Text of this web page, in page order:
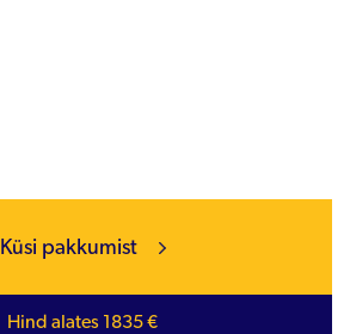
Küsi pakkumist
Hind alates 1835 €